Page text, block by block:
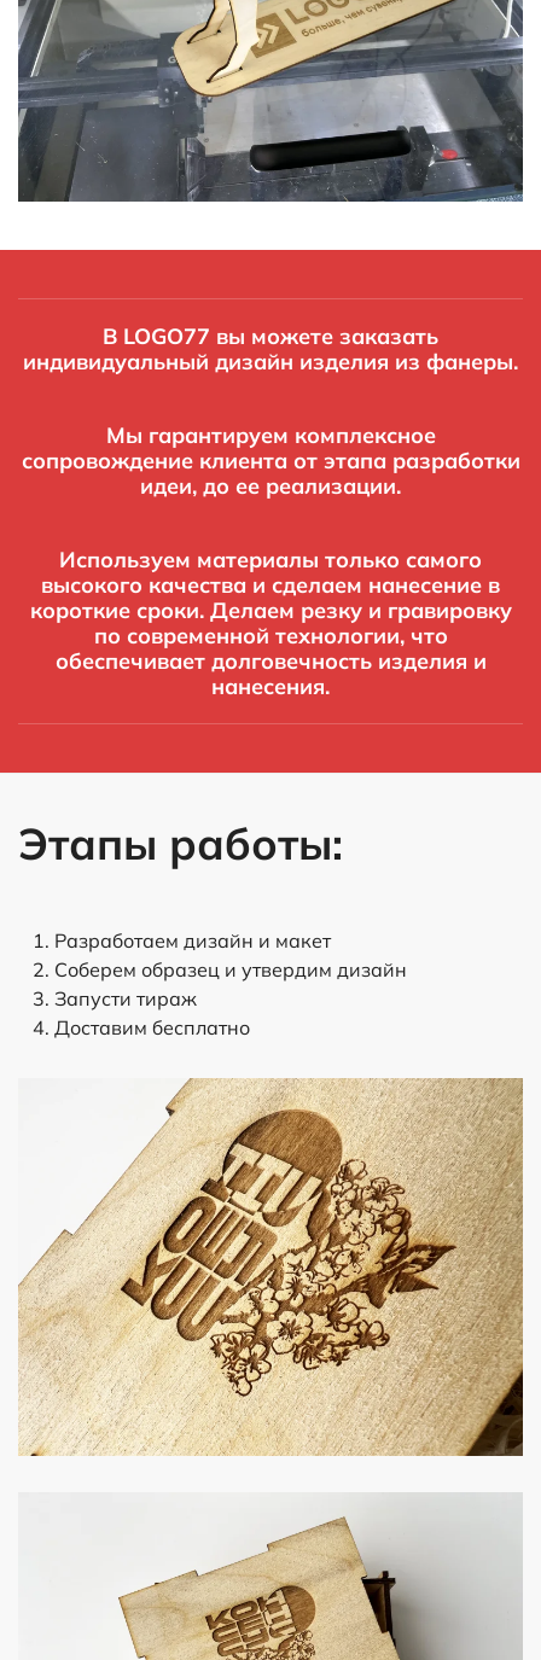
В LOGO77 вы можете заказать
индивидуальный дизайн изделия из фанеры.
Мы гарантируем комплексное
сопровождение клиента от этапа разработки
идеи, до ее реализации.
Используем материалы только самого
высокого качества и сделаем нанесение в
короткие сроки. Делаем резку и гравировку
по современной технологии, что
обеспечивает долговечность изделия и
нанесения.
Этапы работы:
Разработаем дизайн и макет
Соберем образец и утвердим дизайн
Запусти тираж
Доставим бесплатно